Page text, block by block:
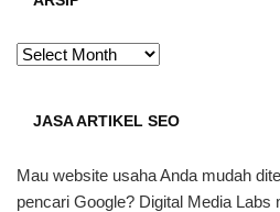
ARSIP
JASA ARTIKEL SEO
Mau website usaha Anda mudah
pencari Google? Digital Media Labs